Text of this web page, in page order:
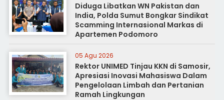
Diduga Libatkan WN Pakistan dan
India, Polda Sumut Bongkar Sindikat
Scamming Internasional Markas di
Apartemen Podomoro
05 Agu 2026
Rektor UNIMED Tinjau KKN di Samosir,
Apresiasi Inovasi Mahasiswa Dalam
Pengelolaan Limbah dan Pertanian
Ramah Lingkungan